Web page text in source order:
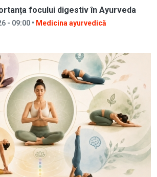
focului digestiv în Ayurveda
- 09:00 • Medicina ayurvedică